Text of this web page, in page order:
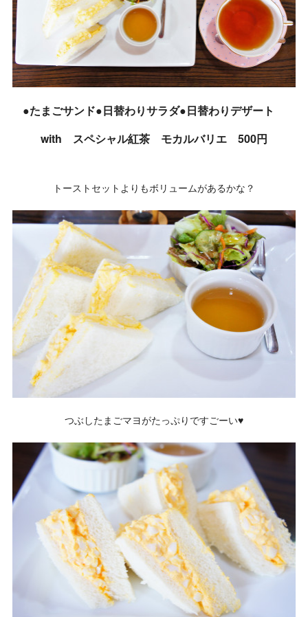
●たまごサンド●日替わりサラダ●日替わりデザート
with スペシャル紅茶 モカルバリエ 500円
トーストセットよりもボリュームがあるかな？
つぶしたまごマヨがたっぷりですごーい♥